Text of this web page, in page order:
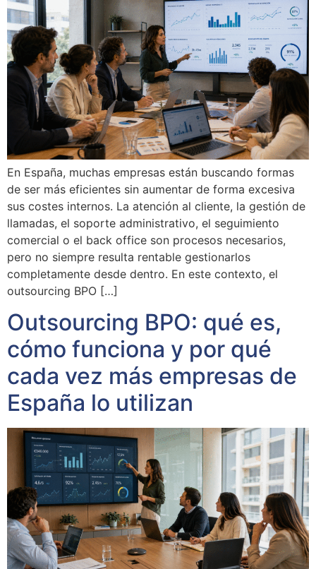
En España, muchas empresas están buscando formas
de ser más eficientes sin aumentar de forma excesiva
sus costes internos. La atención al cliente, la gestión de
llamadas, el soporte administrativo, el seguimiento
comercial o el back office son procesos necesarios,
pero no siempre resulta rentable gestionarlos
completamente desde dentro. En este contexto, el
outsourcing BPO […]
Outsourcing BPO: qué es,
cómo funciona y por qué
cada vez más empresas de
España lo utilizan